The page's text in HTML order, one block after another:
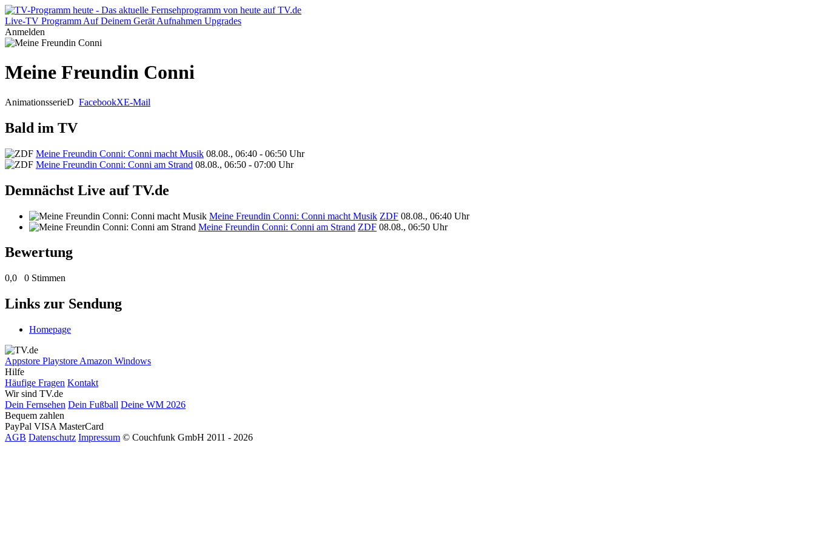
Live-TV Programm Auf Deinem Gerät Aufnahmen Upgrades
Anmelden
Meine Freundin Conni
AnimationsserieD FacebookXE-Mail
Bald im TV
Meine Freundin Conni: Conni macht Musik 08.08., 06:40 - 06:50 Uhr
Meine Freundin Conni: Conni am Strand 08.08., 06:50 - 07:00 Uhr
Demnächst Live auf TV.de
Meine Freundin Conni: Conni macht Musik ZDF 08.08., 06:40 Uhr
Meine Freundin Conni: Conni am Strand ZDF 08.08., 06:50 Uhr
Bewertung
0,0 0 Stimmen
Links zur Sendung
Homepage
Appstore Playstore Amazon Windows
Hilfe
Häufige Fragen Kontakt
Wir sind TV.de
Dein Fernsehen Dein Fußball Deine WM 2026
Bequem zahlen
PayPal VISA MasterCard
AGB Datenschutz Impressum © Couchfunk GmbH 2011 - 2026